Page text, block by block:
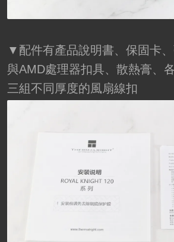
▼配件有產品說明書、保固卡
與AMD處理器扣具、散熱膏、
三組不同厚度的風扇線扣